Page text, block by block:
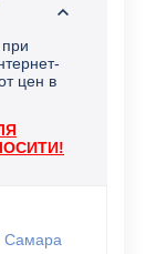
цен в
Самара